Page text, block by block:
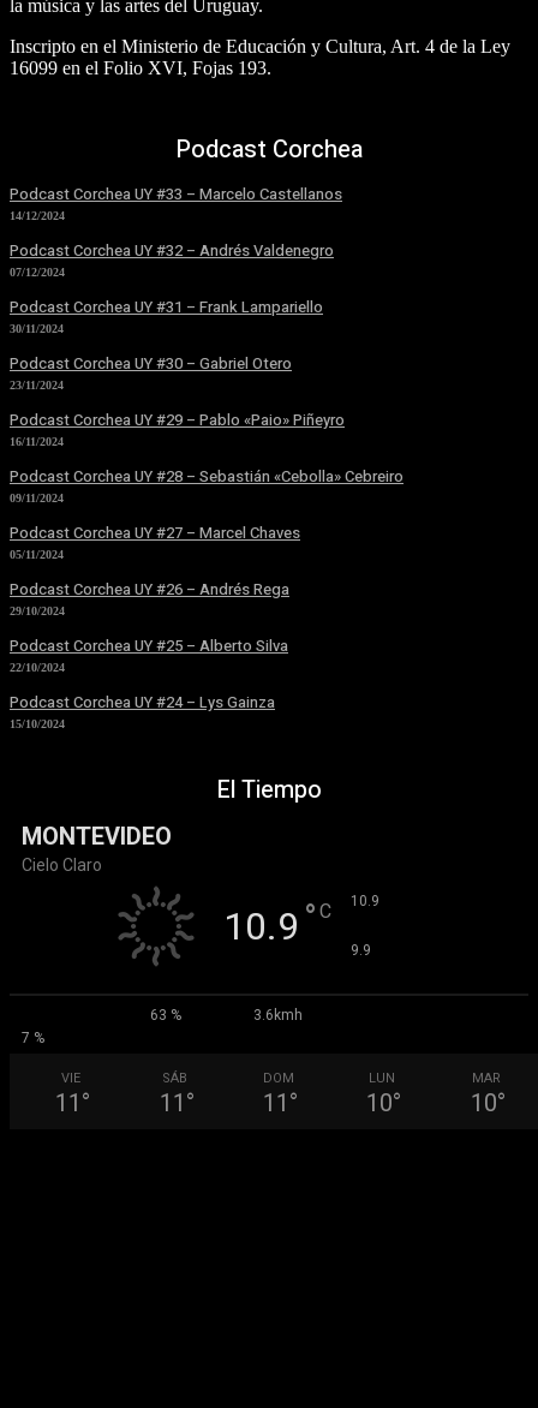
la música y las artes del Uruguay.
Inscripto en el Ministerio de Educación y Cultura, Art. 4 de la Ley
16099 en el Folio XVI, Fojas 193.
Podcast Corchea
Podcast Corchea UY #33 – Marcelo Castellanos
14/12/2024
Podcast Corchea UY #32 – Andrés Valdenegro
07/12/2024
Podcast Corchea UY #31 – Frank Lampariello
30/11/2024
Podcast Corchea UY #30 – Gabriel Otero
23/11/2024
Podcast Corchea UY #29 – Pablo «Paio» Piñeyro
16/11/2024
Podcast Corchea UY #28 – Sebastián «Cebolla» Cebreiro
09/11/2024
Podcast Corchea UY #27 – Marcel Chaves
05/11/2024
Podcast Corchea UY #26 – Andrés Rega
29/10/2024
Podcast Corchea UY #25 – Alberto Silva
22/10/2024
Podcast Corchea UY #24 – Lys Gainza
15/10/2024
El Tiempo
MONTEVIDEO
Cielo Claro
10.9 ° C 10.9
9.9
63 %
3.6kmh
7 %
VIE
11 °
SÁB
11 °
DOM
11 °
LUN
10°
MAR
10°